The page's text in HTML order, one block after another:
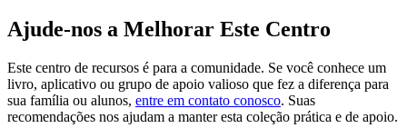
Ajude-nos a Melhorar Este Centro
Este centro de recursos é para a comunidade. Se você conhece um
livro, aplicativo ou grupo de apoio valioso que fez a diferença para
sua família ou alunos, entre em contato conosco. Suas
recomendações nos ajudam a manter esta coleção prática e de apoio.